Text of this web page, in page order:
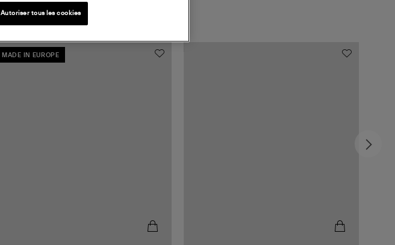
MADE IN EUROPE
Autoriser tous les cookies